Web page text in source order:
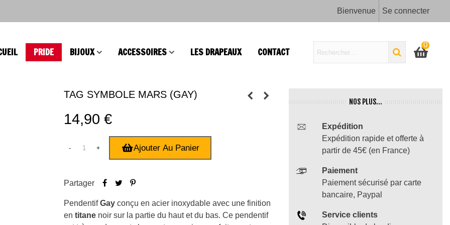
Bienvenue Se connecter
PRIDE BIJOUX ACCESSOIRES LES DRAPEAUX CONTACT
0
TAG SYMBOLE MARS (GAY)
14,90 €
- + Ajouter Au Panier
Partager
PendentifGay conçu en acier inoxydable avec une finition
en titane noir sur la partie du haut et du bas. Ce pendentif
NOS PLUS...
Expédition
Expédition rapide et offerte à
partir de 45€ (en France)
Paiement
Paiement sécurisé par carte
bancaire, Paypal
Service clients